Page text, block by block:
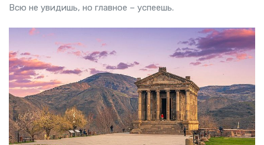
Всю не увидишь, но главное – успеешь.